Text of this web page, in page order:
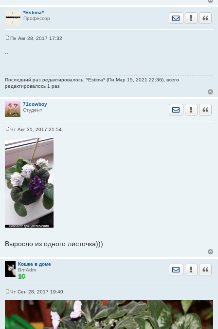
*Estima*
Профессор
Отправить
е
Пн Авг 28, 2017 17:32
Последний раз редактировалось: *Estima* (Пн Мар 15, 2021 22:36), всего
редактировалось 1 раз
71cowboy
Студент
Отправить
о
о
б
е
н
и
е
Чт Авг 31, 2017 21:54
Выросло из одного листочка)))
Кошка в доме
BrnAdm
Отправить
о
б
щ
е
Чт Сен 28, 2017 19:40